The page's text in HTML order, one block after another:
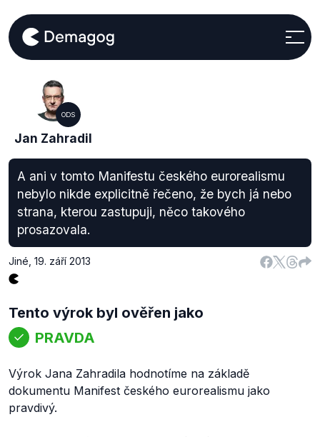
ODS
Jan Zahradil
A ani v tomto Manifestu českého eurorealismu
nebylo nikde explicitně řečeno, že bych já nebo
strana, kterou zastupuji, něco takového
prosazovala.
Jiné 19. září 2013
Tento výrok byl ověřen jako
PRAVDA
Výrok Jana Zahradila hodnotíme na základě
dokumentu Manifest českého eurorealismu jako
pravdivý.